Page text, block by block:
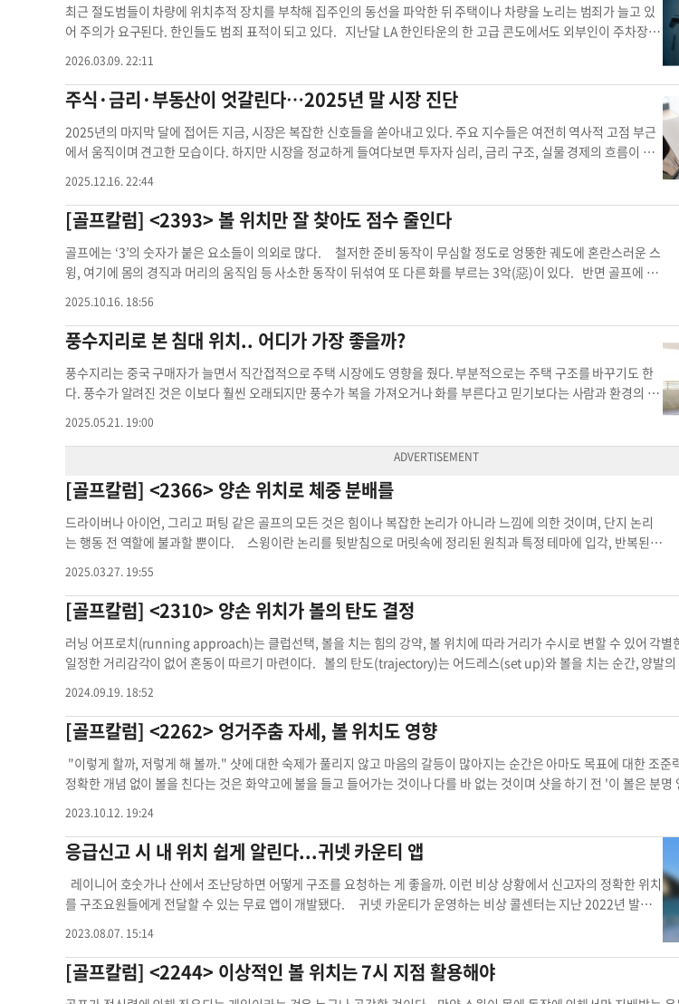
o)이다. 주가를 주당순이익으로 나눈 값으로, 이 수치가 높을수록 미래 이익에 대한 기대가 크거나 주식이 비싼 상태임
상 수상자 로버트 쉴러 예일대 교수는 여기서 한 걸음 더 나아가 단일 연도 이익 대신 인플레이션을 감안한 10년 평균 이
조정 주가수익비율, 즉 CAPE(Cyclically Adjusted P/E Ratio)를 개발했다. 단기 경기 사이클의 왜곡을 줄이고 장기적
가하기 위한 도구다. ▶CAPE가 말하는 것: 역사적 극단의 구간 현재 미국 S&P 500의 CAPE는 40배대 중반 수준이다.
인지를 이해하려면 역사적 맥락이 필요하다. 1900년대 초반부터 계산된 CAPE의 장기 평균은 약 17배다. 즉, 역사적으
자자들은 10년 평균 이익의 약 17배 가격에 주식을 사왔다. 물론 현대 시장에서는 빅테크 기업의 높은 이익률, 낮은 자본
화 등을 감안해 새로운 ‘정상 범위’가 과거보다 높아졌다는 주장도 있다. 이를 반영해 넓게 잡아도 현대적 정상 범위는
다. 그런데 40배를 훌쩍 넘는 현재 수치는 이 보정 범위마저 크게 벗어나 있다. 역사적으로 CAPE가 이 수준까지 도달했
29년 대공황 직전, 1999~2000년 닷컴 버블이 대표적이다. 이를 역사적 백분위수로 환산하면 1970년 이후 데이터 기준
해당하는 수준이다. 시장이 역사적 극단 구간에 위치해 있다는 의미다. ▶배당수익률 1%: 주식이 주는 현금 보상의 실
션 지표인 배당수익률(Dividend Yield)도 같은 방향의 신호를 보내고 있다. 배당수익률이란 주가 대비 연간 배당금의
록 주식을 보유하는 것만으로도 상대적으로 많은 현금 흐름을 얻을 수 있다는 의미다. S&P 500의 장기 역사적 평균 배
이다. 그런데 현재 S&P 500의 배당수익률은 약 1% 초반대에 불과하다. 역사적 평균의 4분의 1 수준이다. 다르게 표현
자한 100만 달러에서 1년 동안 받을 수 있는 배당금은 약 1만 달러 정도라는 뜻이다. 물론 현대 기업들은 과거와 달리 배
해 주주에게 이익을 환원하는 경우가 많고, 성장주 중심의 빅테크 기업들은 애초에 배당을 거의 지급하지 않는다. 이러한
라도 1%대 배당수익률은 역사적 기준으로 ‘주식 보유에 대한 현금 보상이 거의 없는 상태’를 의미한다. 투자 수익의 거의
존해야 하는 구조다. ▶유동성 대비 주가: M2와 S&P 500의 괴리 세 번째 시각은 통화량 대비 주가 수준이다. 미국 연
믹 이후 막대한 유동성을 시장에 공급했다. M2(광의통화량)는 최근 수년간 크게 증가했다. 주식 가격이 오른 이유 중 하나
문’을 드는 사람들이 있는데, 이는 일정 부분 맞는 말이다. 그러나 S&P 500 지수를 M2 통화량으로 나눈 비율을 살펴보
다. 최근 이 비율은 과거보다 크게 높아져 있다. 즉, 유동성이 늘어난 것은 사실이지만 주가는 그 유동성 증가 속도보다
단순히 ‘돈이 많이 풀려서 오른 것’이라는 해석만으로는 설명이 부족한 수준이다. 이는 세 가지 밸류에이션 지표, 즉
2 대비 주가 비율이 모두 같은 방향을 가리키고 있음을 보여준다. 각각 다른 방법론으로 계산된 지표들이 이처럼 일관된
주목할 만한 사실이다. ▶고평가 시장에서 투자자가 직면하는 현실 이쯤에서 중요한 질문이 생긴다. 그렇다면 지금 당
수년간 지속되었지만 시장은 그 이후에도 상당 기간 상승을 이어갔다. 그러나 밸류에이션 지표는 ‘향후 장기적 기대수익
다. 역사적 연구들은 CAPE가 높은 시점에서 주식을 매수한 투자자일수록 향후 10~15년간의 연평균 수익률이 낮은 경
대로 CAPE가 낮은 시점에 매수한 경우 장기 수익률이 높았다. 즉, 지금 시장이 높다는 것은 ‘앞으로의 기대수익’이 과거
이 크다는 뜻이다. 특히 은퇴가 가까운 분들이나 이미 은퇴한 분들에게 이 점은 더욱 중요하게 다가온다. 장기 수익률이
인출 전략을 유지한다면 자산이 예상보다 빨리 소진될 위험이 있기 때문이다. ▶지금 투자자가 해야 할 실질적 질문들
어느 정도인가. 한쪽으로 지나치게 집중되어 있지는 않은가. 둘째, 내가 보유한 주식 중 일부라도 현재의 고평가 부담이
획이 있다면, 현재의 밸류에이션 수준을 반영한 보수적 수익률 가정 하에서도 내 자산이 충분히 유지될 수 있는가. 밸류
호’가 아니라 ‘어디에 서 있는지 알라는 신호’다. 지금 시장이 역사적 극단 구간에 있다는 사실을 이해하고, 그 위에서 나
것. 그것이 숫자를 제대로 활용하는 방법이다. 켄 최 아피스 자산관리 대표
최근 절도범들이 차량에 위치추적 장치를 부착해 집주인의 동선을 파악한 뒤 주택이나 차량을 노리는 범죄가 늘고 있
어 주의가 요구된다. 한인들도 범죄 표적이 되고 있다. 지난달 LA 한인타운의 한 고급 콘도에서도 외부인이 주차장으
다. 담당 경비업체에 따르면 지난달 중순 CCTV 모니터링 과정에서 자전거를 타고 단지 주변을 배회하던 한 남성이 잠
겨 있던 주차장 비상문을 열고 내부로 들어오는 모습이 포착됐다. 경비원이 현장에 출동해 출입 경위를 묻자 이 남성은
“친구를 만나러 왔는데 문이 열려 있어 들어왔다”고 주장했다. 이후 별다른 충돌 없이 단지 밖으로 퇴거 조치됐다. 경
비업체는 이번 침입이 단순한 외부인 출입이 아니라 절도를 위한 사전 탐색 가능성도 배제할 수 없다고 보고 있다. 앤
디 김 팬암경비회사 대표는 “절도범들이 차량 밑이나 범퍼 주변에 위치추적 장치를 몰래 부착한 뒤 이동 경로를 파악
다”고 말했다. 이어 “상주 경비원이 없는 단지의 경우 침입 적발 후 경비업체 출동까지 약 30분이 걸리는 점을 노려
짧은 시간에 범행을 저지른 뒤 도주하는 사례도 많다”며 “경찰 인력 부족으로 신고 대응이 늦어지는 것도 범죄 증가 요
인”이라고 덧붙였다. 김 대표의 설명처럼 지난해 한 콘도에서는 집주인이 없는 시간대를 노린 절도 사건이 두 차례
발생한 것으로 전해졌다. 절도범은 담을 넘어 창문을 통해 주택 내부로 침입해 귀중품을 훔쳐 달아났다. 이 같은 범죄
가 잇따르면서 경비업체에 차량 위치추적 장치 부착 여부 점검을 요청하는 사례도 늘고 있다. 경비업계는 위치추적기
수법은 전국적으로도 나타나고 있다. 미시건주에서는 절도 조직이 식당 업주의 차량에 위치 추적기를 설치해 집 위치
를 파악한 뒤 약 26만 달러 상당의 현금과 보석을 훔친 사건이 발생했다. 또 뉴욕에서는 남미 절도 조직이 차량 추적 장
치를 이용해 주택 절도를 저지른 사례도 나왔다. 이은영 기자위치 추적기 위치추적 장치 장기간 동선 달러대 주택
2026.03.09. 22:11
주식·금리·부동산이 엇갈린다…2025년 말 시장 진단
2025년의 마지막 달에 접어든 지금, 시장은 복잡한 신호들을 쏟아내고 있다. 주요 지수들은 여전히 역사적 고점 부근
에서 움직이며 견고한 모습이다. 하지만 시장을 정교하게 들여다보면 투자자 심리, 금리 구조, 실물 경제의 흐름이 서
는 국면이라 할 수 있다. ▶주식시장 주식시장은 2025년 내내 기술혁신·AI·생성형 모델·반도체라는 서사를 앞세
워 상승 흐름을 이어왔다. 특히 다우지수는 지난 5년간 꾸준히 이어졌던 상승 채널의 상단부에 재차 접근해 있다. 이는
통상적으로 장기간 상승세가 마무리 지점에 가까워지고 있음을 시사하는 위치다. 그러나 위치보다 더 중요한 것은 시
장 참여자들의 태도와 심리적 구성 변화다. 최근 몇 달 간 개인투자자 심리를 보여주는 AAII 설문에서 ‘베어(비관)’ 응
답 비율이 급격히 감소해 연중 가장 낮은 수준에 도달했다. 놀라운 점은 이러한 심리 개선이 가격 급등 때문이 아니라
도 투자자들은 비관적 전망을 빠르게 걷어내고 다시 낙관 쪽으로 이동했다. 이는 시장이 새로운 상승 동력을 확보했
다기보다는 오히려 투자자들 내부에서 위험 신호를 경시하는 심리적 압축이 발생하고 있음을 보여주는 전형적 패턴이
다. 레버리지 역시 시장의 취약성을 확대하는 요인이다. 지난 10월 뉴욕증권거래소(NYSE) 마진부채는 사상 최대 수
준을 기록했다. 이는 단순히 주식을 빚내서 사는 수준을 넘어 비트코인을 포함한 암호자산 시장에서도 ‘레버리지를 통
한 보유량 확대’라는 새로운 형태로 나타난다. 일부 기업들은 회사채를 발행해 조달한 자금으로 비트코인을 매입하
기하급수적인 손실로 돌아오는 이른바 이중 레버리지 구조의 위험을 품고 있다. 최근 특정 암호화폐 기업 주가 폭락과
대규모 청산 사례는 그러한 위험이 이미 현실화되고 있음을 보여준다. ▶금리시장 금리시장에서 가장 두드러지는
해 단기물 금리는 하향 압력을 크게 받았다. 그러나 장기물, 특히 10년물 국채금리는 4%대 중후반에서 쉽게 내려오
이런 괴리는 첫째, 정부의 재정 지출 확대가 장기 국채 발행 증가로 이어지고 있고 이것이 자연스럽게 장기 금리를 밀
어 올리는 힘으로 작동하기 때문이다. 둘째, 투자자들은 경기 둔화에도 불구하고 위험자산 선호를 유지하면서 장기
국채에 대한 수요를 충분히 공급하지 못하고 있다. 셋째, 인플레이션이 예전처럼 높지는 않지만 여전히 ‘쉽게 내려가
버티거나 오르는 ‘비정상적 구조’는 경기 사이클 말기에 자주 나타나는 현상이다. 단기적으로는 경기 둔화를 반영해
ning) 현상을 유발하는 것이다. 과거 대형 침체 직전에도 나타났던 이 패턴은 지금이 단순한 소프트패치가 아니라
보다 큰 구조 변화 이전의 과도기일 가능성을 시사한다. ▶부동산·경제 주식시장과는 달리 실물 경제는 이미 둔화
흐름을 확연하게 보여주고 있다. 제조업을 나타내는 ISM 제조업지수는 9개월 연속 50 미만 수준을 유지하고 있다.
류·운송·제조업에서 해고가 빠르게 늘고 있음을 보여준다. 상업용 부동산(CRE) 시장은 구조적 위기에 가깝다. 코로
이 밀집한 지역에서는 공실률이 27%에 이르렀다. 일부는 AI 데이터센터 수요가 CRE 시장을 구할 것이라는 기대를
내놓지만 실제 데이터는 오히려 CRE의 침체가 구조적으로 굳어지고 있음을 보여준다. 주택 시장 역시 둔화되고 있
다. 전국 도시의 절반 이상에서 집값이 하락 반전했으며 주택 차압 건수도 증가 추세를 보이고 있다. 이는 단순한 ‘적정
부동산 시장의 장기 침체는 글로벌 수요 둔화를 가속하고 있다. 중국 주요 부동산 기업들의 채권 가격 하락과 디폴트
완전히 반영되지 않았지만 시간이 지나면서 자산가격에 점차 흡수될 가능성이 높다. 실물의 하락은 항상 금융보다 늦
게 시작되지만 시작되고 나면 금융가격 조정폭은 더 크고 더 빠르게 나타나는 경향이 있다. ▶결론 2025년 12월 시
장은 투자자에게 모순된 듯 보이지만 사실 매우 일관된 메시지를 전달하고 있다. 주식시장은 심리 과열과 레버리지 확
국면으로 들어갔고 부동산 시장의 구조적 문제는 장기 리스크로 고착되고 있다. 이 모든 요소를 종합하면, 지금은 단
기 상승을 쫓을 시점이 아니라 위험 관리 전략을 강화해야 하는 시기다. 유동성 확보, 포트폴리오 재조정, 단기채·현금
2025.12.16. 22:44
[골프칼럼] <2393> 볼 위치만 잘 찾아도 점수 줄인다
골프에는 ‘3’의 숫자가 붙은 요소들이 의외로 많다. 철저한 준비 동작이 무심할 정도로 엉뚱한 궤도에 혼란스러운 스
윙, 여기에 몸의 경직과 머리의 움직임 등 사소한 동작이 뒤섞여 또 다른 화를 부르는 3악(惡)이 있다. 반면 골프에 필
(control)과 자신감(confidence), 정신집중(concentration)이 있다. 그리고 골프코스에는 인간, 시간, 공간이라는
3이 있고, 즐거움을 더해주는 편안한 파트너와 날씨, 그리고 그날의 점수도 있다. 이와는 반대의 ‘3욕(欲)’, 구매 욕
심, 장타 욕심, 구멍 욕심도 있다. 구매 욕심이란 잘 맞거나 멀리 간다는 최신형 골프클럽이나 볼 등을 가격과는 상관없
이 구매하는 경우다. 또 때와 장소를 가리지 않고 오로지 일발 장타를 노리거나, 그린에 오르면 상황판단보다는 홀을
상대로 무작정 퍼팅하는 구멍 욕심 골퍼도 있다. 골프 기본의 3대 요소도 있다. 즉 볼 위치, 어드레스, 그립이 있으며
다. 위치 설정이 잘못되면 자세(몸)가 휘어지기도 하지만 뒤땅을 치거나 탑핑 등 스윙궤도까지 바꾼다. 볼 위치가 지나
치게 오른발 쪽에 치우치면 몸이 오른쪽으로 기울게 돼 볼의 탄도가 낮아지고, 팔로스루와 피니시를 할 수 없는 극한상
이언샷은 뒤땅을 심하게 찍고, 드라이버 샷은 힘차게 볼이 날다가 힘없이 중간에서 ‘뚝’ 떨어져 비거리 손실도 따른다.
표 방향으로 밀고 나가는 이른바 스웨이 현상까지 발생, 각별한 주의가 필요하다. 또한 백스윙 시 왼쪽 어깨가 지면으
로 처지거나 우측으로 상체가 밀려나는 결정적 실수를 범하기도 한다. 따라서 드라이버의 경우 볼 위치는 왼발의 뒤
꿈치 선상에 있어야, 다운스윙에서 클럽이 최하점을 통과하며 상승궤도의 진입 과정에서 볼을 칠 수 있다. 페어웨이
우드와 롱아이언, 즉 2, 3, 4, 5, 6번 아이언은 드라이버위치보다 공 한 개 오른쪽으로 놓고 7, 8, 9번 아이언과 유틸리
티 클럽은 스탠스의 정 중앙에서 공 한 개 왼쪽으로 한다. 피칭과 샌드웨지는 스탠스의 정 중앙에 놓는 것이 기본으로
이나 바람의 영향은 각자가 고려하여 볼 위치를 찾되, 초보자는 볼 위치만 잘 찾아도 점수를 줄일 수 있다. ▶www.T
hePar.com에서 본 칼럼과 동영상, 박윤숙 골프 클럽도 함께할 수 있습니다. 박윤숙 / Stanton University 학장골프
칼럼 위치 점수 위치 어드레스 위치 설정 구매 욕심
2025.10.16. 18:56
풍수지리로 본 침대 위치.. 어디가 가장 좋을까?
풍수지리는 중국 구매자가 늘면서 직간접적으로 주택 시장에도 영향을 줬다. 부분적으로는 주택 구조를 바꾸기도 한
다. 풍수가 알려진 것은 이보다 훨씬 오래되지만 풍수가 복을 가져오거나 화를 부른다고 믿기보다는 사람과 환경의 조
쌓였다. 이런 특성 때문에 풍수의 원칙은 편하게 쉬는 곳인 집, 그중에서도 침실에 적용하는 경우가 많다. 침실의 풍
수에도 차분한 색조와 거울을 피하는 것, 포근한 러그를 까는 것 등 여러 원칙이 있지만 그중 가장 중요한 것은 가구 배
에 따르면 침대의 위치는 생각보다 훨씬 큰 영향을 미친다. 최적의 위치에 침대를 놓으면 ▶더 깊고 편안한 수면 ▶낮
동안 스트레스 감소 ▶쉽게 잠들고 깨어나는 리듬 형성 ▶기분 안정 ▶침실에서의 평온함 등 긍정적인 효과가 있다.
◆침대에서 문이 보이게 풍수에서는 침대에 누웠을 때 침실 문이 보이는 것이 중요하다. 하지만 침대 발끝이 문과 일
직선상에 오도록 배치하는 것은 피해야 한다. 이는 '장례식 위치'라고 부르는데 관을 문으로 나르는 방식과 같아 풍수
에서는 피한다. 대신, 침대 머리맡은 튼튼한 벽에 기대고, 침대에서는 문이 대각선 방향이나 측면으로 보이도록 배치
한다. 심리적으로도 사적인 공간을 지키려는 본능을 만족시켜 안정감을 준다. ◆구석보다 개방된 곳에 풍수 원칙에
따르면 침대의 네 면 중 세 면은 개방된 상태를 유지해야 좋은 에너지가 흐를 수 있다고 한다. 공간을 절약하기 위해 침
하거나 사용하는 데에도 훨씬 유리하다. ◆침대 머리맡 욕실에 안 붙게 또 하나 중요한 풍수 원칙은 침대 머리맡 벽
이 욕실 벽과 맞닿지 않도록 하는 것이다. 이는 변기와 침대 머리맡이 같은 벽을 공유하지 않게 하기 위해서다. 풍수에
따르면 이런 배치는 에너지 흐름에 좋지 않다고 한다. 게다가 단순히 물이 내려가거나 흐르는 소음도 신경 쓰지 않아도
되니 나쁠 것이 없다. ◆창문 아래 두면 숙면 방해 침대를 창문 아래에 놓으면 심리적인 불안감을 느낄 수 있다. 창문
은 방 안에서 온도 변화가 가장 심한 곳이며, 외부 빛이 들어오기 때문에 숙면을 방해할 수 있다. 보다 안정감을 위해서
을 줄여 자유롭고 평화로운 공간으로 만들어야 한다. 천장이 경사진 방이라면, 가능한 한 천장이 높은 중심부에 침대를
배치하는 것이 좋다. 천장이 낮은 부분에 침대를 두면 에너지 흐름이 막혀 수면의 질이 떨어질 수 있다. 침실은 개방적
인 분위기와 잘 어울리는데, 천장이 낮은 쪽은 이런 분위기와 맞지 않기 때문이다. 안유회 객원기자침대 위치 침대 위
2025.05.21. 19:00
[골프칼럼] <2366> 양손 위치로 체중 분배를
드라이버나 아이언, 그리고 퍼팅 같은 골프의 모든 것은 힘이나 복잡한 논리가 아니라 느낌에 의한 것이며, 단지 논리
는 행동 전 역할에 불과할 뿐이다. 스윙이란 논리를 뒷받침으로 머릿속에 정리된 원칙과 특정 테마에 입각, 반복된
로 샷을 마친다. 처음 골프를 시작한 대다수의 사람들은 힘에 의한 골프(스윙)을 구사하지만 구력이 쌓이고 시간이
흐를수록 조용한 느낌 찾기에 부단한 노력을 한다. 한 예로 짧은 거리의 펏이나 숏게임을 들 수 있다. 초보자들이 그린
이나 주변에서 이쪽 저쪽을 넘나드는 것은 스윙 개념과 느낌이 없어 생겨나는 현상들이다. 이것은 연습 테마를 잘못
선정한 이유도 있지만 태반은 실전경험 부족과 감각의 ‘자’가 무디어 질 때 자주 발생한다. 스윙의 느낌은 최장 72시
간(3일)을 근육이 기억하고, 이 시간이 지나면 40퍼센트밖에 기억을 못하고 7일이면 약 20퍼센트만 기억, 주말 골퍼
다 다른 감각의 퍼팅이 되곤 한다. 따라서 볼을 치지 않아도 집이나 사무실에서 하루에 5분만 볼 없이 연습해도 주말엔
즐거움이 따를 것이다. 티샷이나 아이언 샷 연습이 부족이거나 스윙이 불안할 때는 예외 없이 스탠스의 폭도 넓어지
고, 지나치게 부드러운 스윙을 추구하면 스탠스의 폭이 매우 좁아진다. 이것은 곧 느낌을 찾기 위한 수단으로 체중배
분만 올바르게 성립되면 ‘자신의 느낌’을 찾아 스윙에 접목시킬 수 있다. 이를 위해선 양쪽 발바닥에 체중을 모아야 한
다. 그래야만 상체 힘이 빠지고 좌우로의 체중 이동도 용이해 부드러운 스윙을 구사하며 느낌을 찾기 쉬워진다. 발바닥
닥 안쪽에 60퍼센트, 바깥쪽에 40퍼센트의 비율이 최상이다. 바깥 쪽에 체중이 많이 분배되면 스윙시 발바닥 안쪽이
들려 슬라이스나 뒷땅 찍기 등이 자주 발생도 하지만 양발, 특히 무릎의 벽도 무너져 단타에 그치게 된다. 만약 단타로
고민한다면 평상시 중앙에 있던 볼 위치를 약간 왼쪽으로 조금 옮기면 좋은 샷을 기대할 수 있다. 아울러 어드레스를
마치면 양 손 위치를 몸의 중앙보다는 왼쪽 허벅지 안쪽선상 정도에 위치하면 백스윙은 물론 다운스윙에서 체중 이동
을 쉽게 할 수 있다. 그러나 양손이 지나치게 왼쪽의 허벅지를 지나쳐 벗어나면 왼발 쪽에 체중이 심하게 쏠려, 왼쪽
의 위치를 확보한 후에는 몸의 선을 올바르게 정렬했는가를 확인, 백 스윙 동작에 들어가야 한다. ▶www.ThePar.c
om에서 본 칼럼과 동영상, 박윤숙과 동아리 골프도 함께할 수 있습니다. 박윤숙 / Stanton University 학장골프칼럼
양손 위치 체중 분배 양손 위치 체중 이동
2025.03.27. 19:55
[골프칼럼] <2310> 양손 위치가 볼의 탄도 결정
러닝 어프로치(running approach)는 클럽선택, 볼을 치는 힘의 강약, 볼 위치에 따라 거리가 수시로 변할 수 있어 각별
일정한 거리감각이 없어 혼동이 따르기 마련이다. 볼의 탄도(trajectory)는 어드레스(set up)와 볼을 치는 순간, 양발의
에 따라 영향을 미치기도 하지만 어드레스 때 볼 뒤에 세팅(setting)한 클럽 각도의 변형도 탄도와 거리에 결정적 영향을
서 ‘왼쪽에 체중을 더 두라’는 이론은 궁극적으로 구질의 탄도를 낮추는 목적도 있지만 이보다 볼을 치는 순간 왼발이 무
데 그 목적이 더 크다. 따라서 어드레스 때 양손이 몸의 중앙에 있다면 뒤 땅(fat shot) 칠 확률이 높고 오른발 쪽으로 양
뒤땅치기 등이 발생한다. 러닝 어프로치의 기본은 1.체중배분 2.볼 위치 3.타면각도 조절 4.양손위치(그립)로 어드레스
해야 한다. 오래 한 골퍼들의 경우 이 같은 방법이 아니더라도 느낌에 의존, 볼을 쳐가며 홀(cup)에 붙이는 기술이 탁월
스확보, 양손을 왼쪽 허벅지 선상에 위치해야 한다. 이같이 양손이 왼쪽(허벅지), 선상에 옮겨 짐에 따라 체중은 자연스럽
체중이동의 혼란이 없고 편안하여 완벽한 자세를 확보할 수 있다. 만약 이와 같은 절차에도 불구, 체중이 왼발 쪽으로 이
한 경직으로 그립을 부드럽게 쥐는 것을 잊지 말아야 한다. 때로는 그린 주변의 러프(rough)와 프린지(fringe) 사이에
어프로치를 할 수도 없는 상황이 종종 발생한다. 특히 볼과 홀(cup) 사이가 짧아 ‘꼭’ 퍼터를 사용해야 하지만 풀의 길이
가능, 그렇다고 어프로치 샷은 더욱 난감한 상황, 즉 볼과 홀 사이가 짧아 자칫하면 길게 치거나 뒤땅 칠 확률이 높다. 이
나 피칭웨지, 혹은 9번 정도의 아이언을 사용, 클럽의 날(reading edge)로 볼을 치는 방법이다. 그립을 쥐는 방법이나
팅할 때와 같은 자세를 취한 후 클럽을 지면으로부터 약 1인치 들고 클럽의 날로 퍼팅을 하듯 볼의 2/3, 하단을 치면 볼
거리조절이나 방향성까지 보장받을 수 있다. ▶ThePar.com에서 본 칼럼과 동영상, 박윤숙과 동아리 골프도 함께할
ton University 학장골프칼럼 양손 위치 양손 위치 탄도 결정 스탠스확보 양손
2024.09.19. 18:52
[골프칼럼] <2262> 엉거주춤 자세, 볼 위치도 영향
"이렇게 할까, 저렇게 해 볼까." 샷에 대한 숙제가 풀리지 않고 마음의 갈등이 많아지는 순간은 아마도 목표에 대한 조준
정확한 개념 없이 볼을 친다는 것은 화약고에 불을 들고 들어가는 것이나 다를 바 없는 것이며 샷을 하기 전 '이 볼은 분
역시 이를 오판하며 체중이동을 잘못했다고 판단하는 경우가 대부분이다. 그러나 이 같은 자세의 피니시는 체중이동문
ow through) 부족과 볼 위치 때문에 생겨난다는 것도 알아둘 필요가 있다. 볼 위치가 스윙에 미치는 영향은 의외로 크
e)가 자주 발생하는 골퍼들의 경우 볼 위치가 지나치게 왼쪽이나 오른쪽으로 치우칠 때이다. 볼 위치가 지나치게 왼발
에서 왼쪽으로의 체중이동이 어려워, 볼을 치기 위해 오른쪽 어깨가 먼저 나가며 볼을 깎아치거나 심지어 클럽헤드가
따라서 볼이 왼쪽으로 지나치게 위치하면 대체로 슬라이스를 유발하며, 반대로 오른발에 가까우면 클럽헤드가 볼 밑을
내어(push-out), 역시 슬라이스 구질과 엉거추춤한 피니시 자세로 끝난다. 볼이 오른발에 가깝게 있으면 체중이동이 왼
볼을 치게 되므로 정상적인 피니시는 물론 단타의 원인을 제공한다. 볼 위치에 따라 몸 전체의 방향과 스윙궤도가 틀어
원인도 생겨나 정확한 볼 위치가 좋은 샷의 산실임을 알아야 한다. 현재 자신의 볼 위치가 지나치게 왼쪽에 있다는 느낌
변경해 혼란에 빠지기보다는 팔로스루를 낮고 길게 해 줌으로 이를 예방할 수 있다. 나쁜 피니시의 원흉은 스윙궤도가 원
2023.10.12. 19:24
응급신고 시 내 위치 쉽게 알린다...귀넷 카운티 앱
레이니어 호숫가나 산에서 조난당하면 어떻게 구조를 요청하는 게 좋을까. 이런 비상 상황에서 신고자의 정확한 위치
를 구조요원들에게 전달할 수 있는 무료 앱이 개발됐다. 귀넷 카운티가 운영하는 비상 콜센터는 지난 2022년 발신
가같이 특정 주소가 없거나 넓은 장소에서 응급 상황이 발생했을 때 콜센터가 신속하게 발신자의 위치를 특정하는 것
이 중요한데, 이 발신자가 이 앱을 사용하고 있다면 응급 시 구체적인 위치를 콜센터에 전달할 수 있다. 특히 정확한
주소를 전화상으로 전하기에는 번거로울 수 있다. 왓 3 워즈 앱은 현재 사용자의 위치를 감지 후 단 세 단어로 변환한
2023.08.07. 15:14
[골프칼럼] <2244> 이상적인 볼 위치는 7시 지점 활용해야